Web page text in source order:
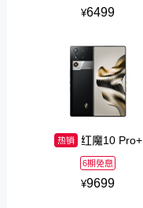
¥6499
热销 红魔10 Pro+
6期免息
¥9699